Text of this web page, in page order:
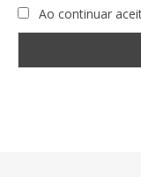
Ao continuar